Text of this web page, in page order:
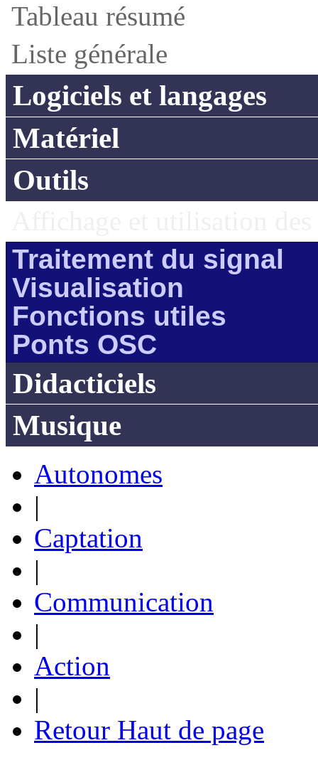
Tableau résumé
Liste générale
Logiciels et langages
Matériel
Outils
Traitement du signal
Visualisation
Fonctions utiles
Ponts OSC
Didacticiels
Musique
Autonomes
|
Captation
|
Communication
|
Action
|
Retour Haut de page